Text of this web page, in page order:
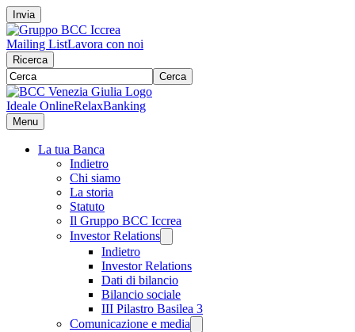
Invia
Mailing ListLavora con noi
Ricerca
Cerca
Ideale OnlineRelaxBanking
Menu
La tua Banca
Indietro
Chi siamo
La storia
Statuto
Il Gruppo BCC Iccrea
Investor Relations
Indietro
Investor Relations
Dati di bilancio
Bilancio sociale
III Pilastro Basilea 3
Comunicazione e media